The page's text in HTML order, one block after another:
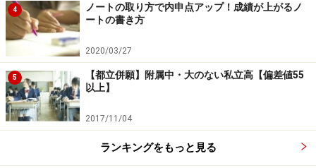
4
ノートの取り方で内申点アップ！成績が上がるノ
ートの書き方
2020/03/27
5
【都立併願】附属中・大のない私立高【偏差値55
以上】
2017/11/04
ランキングをもっと見る